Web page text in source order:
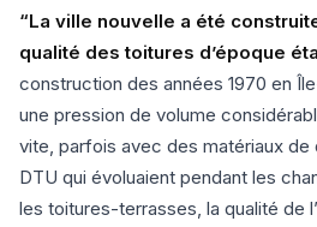
“La ville nouvelle a été
qualité des toitures d’époque
construction des années 1970 en
une pression de volume
vite, parfois avec des matériaux de
DTU qui évoluaient pendant les
les toitures-terrasses, la qualité de